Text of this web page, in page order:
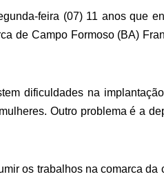
feira (07) 11 anos que
de Campo Formoso (BA)
dificuldades na
Outro problema é a
os trabalhos na comarca